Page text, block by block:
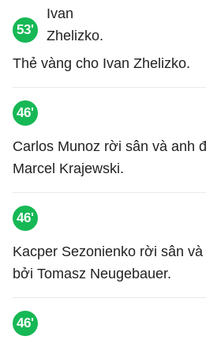
53'
Thẻ vàng cho Ivan Zhelizko.
46'
Carlos Munoz rời sân và anh
Marcel Krajewski.
46'
Kacper Sezonienko rời sân
bởi Tomasz Neugebauer.
46'